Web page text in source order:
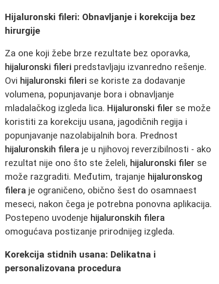
Hijaluronski fileri: Obnavljanje i korekcija bez
hirurgije
Za one koji žebe brze rezultate bez oporavka,
hijaluronski fileri predstavljaju izvanredno rešenje.
Ovi hijaluronski fileri se koriste za dodavanje
volumena, popunjavanje bora i obnavljanje
mladalačkog izgleda lica. Hijaluronski filer se može
koristiti za korekciju usana, jagodičnih regija i
popunjavanje nazolabijalnih bora. Prednost
hijaluronskih filera je u njihovoj reverzibilnosti - ako
rezultat nije ono što ste želeli, hijaluronski filer se
može razgraditi. Međutim, trajanje hijaluronskog
filera je ograničeno, obično šest do osamnaest
meseci, nakon čega je potrebna ponovna aplikacija.
Postepeno uvodenje hijaluronskih filera
omogućava postizanje prirodnijeg izgleda.
Korekcija stidnih usana: Delikatna i
personalizovana procedura